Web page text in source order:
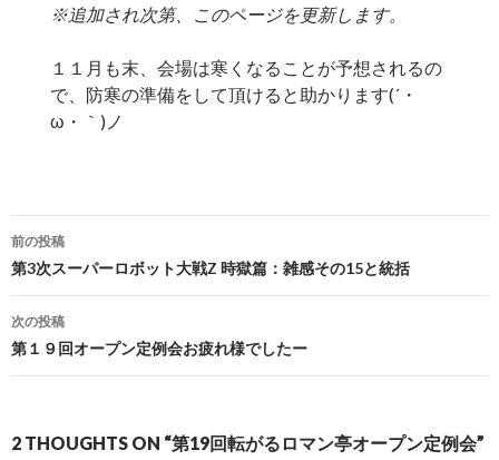
※追加され次第、このページを更新します。
１１月も末、会場は寒くなることが予想されるの
で、防寒の準備をして頂けると助かります(´・
ω・｀)ノ
投
稿
ナ
ビ
ー
前の投稿
第3次スーパーロボット大戦Z 時獄篇：雑感その15と統括
次の投稿
第１９回オープン定例会お疲れ様でしたー
2 THOUGHTS ON “第19回転がるロマン亭オープン定例会”